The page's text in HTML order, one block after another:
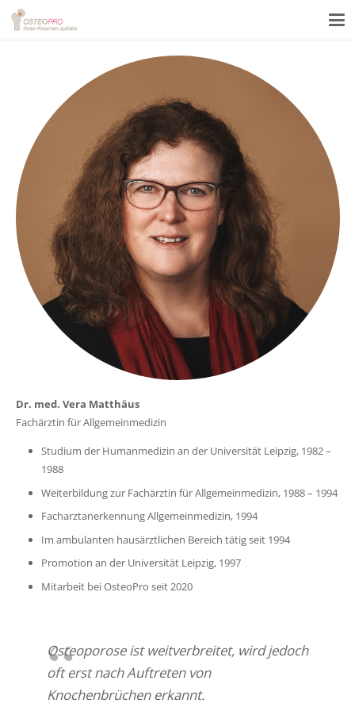
Dr. med. Vera Matthäus
Fachärztin für Allgemeinmedizin
Studium der Humanmedizin an der Universität Leipzig, 1982 –
1988
Weiterbildung zur Fachärztin für Allgemeinmedizin, 1988 – 1994
Facharztanerkennung Allgemeinmedizin, 1994
Im ambulanten hausärztlichen Bereich tätig seit 1994
Promotion an der Universität Leipzig, 1997
Mitarbeit bei OsteoPro seit 2020
Osteoporose ist weitverbreitet, wird jedoch
oft erst nach Auftreten von
Knochenbrüchen erkannt.